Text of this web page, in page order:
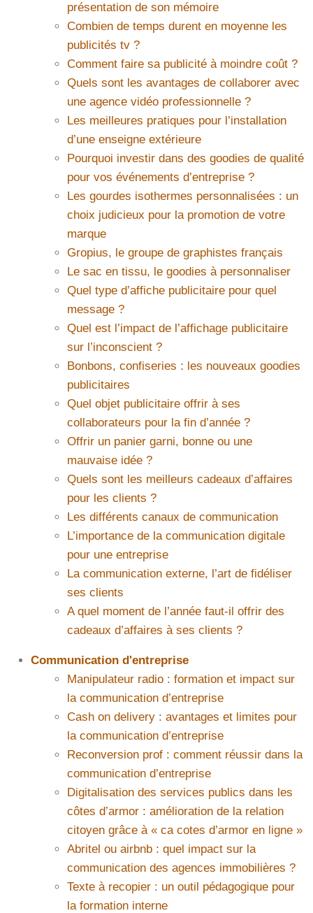
présentation de son mémoire
Combien de temps durent en moyenne les
publicités tv ?
Comment faire sa publicité à moindre coût ?
Quels sont les avantages de collaborer avec
une agence vidéo professionnelle ?
Les meilleures pratiques pour l’installation
d’une enseigne extérieure
Pourquoi investir dans des goodies de qualité
pour vos événements d’entreprise ?
Les gourdes isothermes personnalisées : un
choix judicieux pour la promotion de votre
marque
Gropius, le groupe de graphistes français
Le sac en tissu, le goodies à personnaliser
Quel type d’affiche publicitaire pour quel
message ?
Quel est l’impact de l’affichage publicitaire
sur l’inconscient ?
Bonbons, confiseries : les nouveaux goodies
publicitaires
Quel objet publicitaire offrir à ses
collaborateurs pour la fin d’année ?
Offrir un panier garni, bonne ou une
mauvaise idée ?
Quels sont les meilleurs cadeaux d’affaires
pour les clients ?
Les différents canaux de communication
L’importance de la communication digitale
pour une entreprise
La communication externe, l’art de fidéliser
ses clients
A quel moment de l’année faut-il offrir des
cadeaux d’affaires à ses clients ?
Communication d'entreprise
Manipulateur radio : formation et impact sur
la communication d’entreprise
Cash on delivery : avantages et limites pour
la communication d’entreprise
Reconversion prof : comment réussir dans la
communication d’entreprise
Digitalisation des services publics dans les
côtes d’armor : amélioration de la relation
citoyen grâce à « ca cotes d’armor en ligne »
Abritel ou airbnb : quel impact sur la
communication des agences immobilières ?
Texte à recopier : un outil pédagogique pour
la formation interne